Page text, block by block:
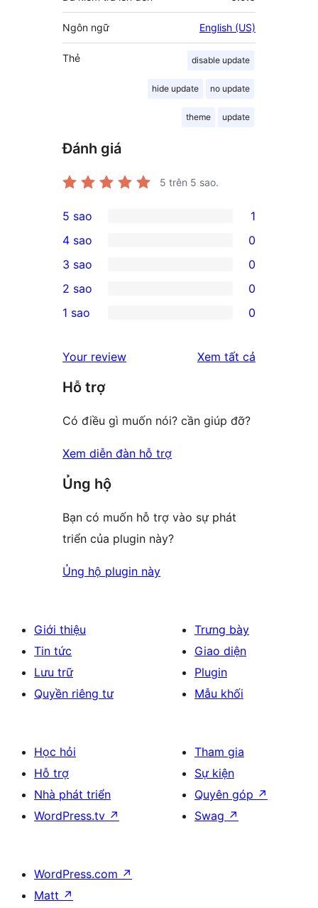
Ngôn ngữ English (US)
Thẻ disable update
hide update no update
theme update
Đánh giá
5 trên 5 sao.
1
5-
star
review
5 sao 1
4-
star
reviews
4 sao 0
0
3-
star
3 sao 0
2-
reviews
2 sao 0
star
reviews
1 sao 0
Your review Xem tất cả
Hỗ trợ
Có điều gì muốn nói? cần giúp đỡ?
Xem diễn đàn hỗ trợ
Ủng hộ
Bạn có muốn hỗ trợ vào sự phát
triển của plugin này?
Ủng hộ plugin này
Giới thiệu
Tin tức
Lưu trữ
Quyền riêng tư
Trưng bày
Giao diện
Plugin
Mẫu khối
Học hỏi
Hỗ trợ
Nhà phát triển
WordPress.tv ↗
Tham gia
Sự kiện
Quyên góp ↗
Swag ↗
WordPress.com ↗
Matt ↗